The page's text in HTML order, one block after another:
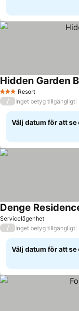
3 StjärnorResort
Hidden Garden
/ Inget betyg tillgängligt
Välj datum för att
Servicelägenhet
Denge
/ Inget betyg tillgängligt
Välj datum för att